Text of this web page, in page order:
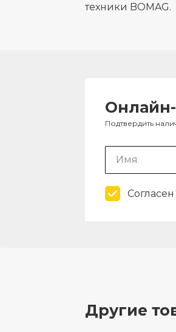
техники BOMAG.
Онлайн-
Подтвердить
Другие